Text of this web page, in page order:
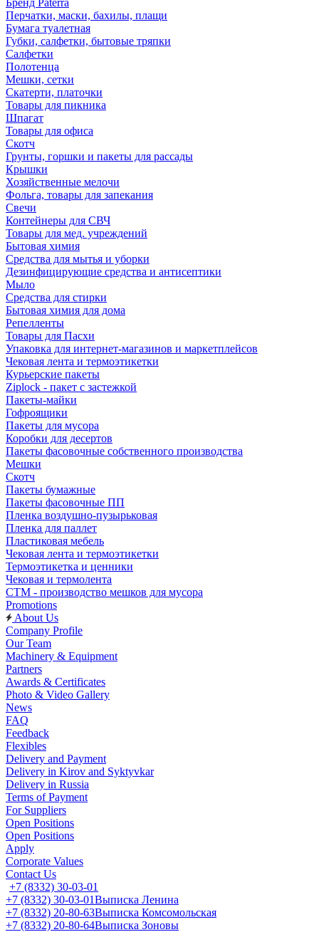
Бренд Paterra
Перчатки, маски, бахилы, плащи
Бумага туалетная
Губки, салфетки, бытовые тряпки
Салфетки
Полотенца
Мешки, сетки
Скатерти, платочки
Товары для пикника
Шпагат
Товары для офиса
Скотч
Грунты, горшки и пакеты для рассады
Крышки
Хозяйственные мелочи
Фольга, товары для запекания
Свечи
Контейнеры для СВЧ
Товары для мед. учреждений
Бытовая химия
Средства для мытья и уборки
Дезинфицирующие средства и антисептики
Мыло
Средства для стирки
Бытовая химия для дома
Репелленты
Товары для Пасхи
Упаковка для интернет-магазинов и маркетплейсов
Чековая лента и термоэтикетки
Курьерские пакеты
Ziplock - пакет с застежкой
Пакеты-майки
Гофроящики
Пакеты для мусора
Коробки для десертов
Пакеты фасовочные собственного производства
Мешки
Скотч
Пакеты бумажные
Пакеты фасовочные ПП
Пленка воздушно-пузырьковая
Пленка для паллет
Пластиковая мебель
Чековая лента и термоэтикетки
Термоэтикетка и ценники
Чековая и термолента
СТМ - производство мешков для мусора
Promotions
About Us
Company Profile
Our Team
Machinery & Equipment
Partners
Awards & Certificates
Photo & Video Gallery
News
FAQ
Feedback
Flexibles
Delivery and Payment
Delivery in Kirov and Syktyvkar
Delivery in Russia
Terms of Payment
For Suppliers
Open Positions
Open Positions
Apply
Corporate Values
Contact Us
+7 (8332) 30-03-01
+7 (8332) 30-03-01Выписка Ленина
+7 (8332) 20-80-63Выписка Комсомольская
+7 (8332) 20-80-64Выписка Зоновы